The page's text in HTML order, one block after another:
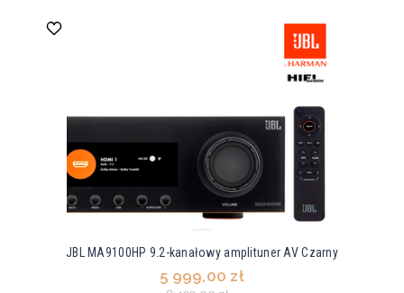
JBL MA9100HP 9.2-kanałowy amplituner AV Czarny
5 999,00 zł